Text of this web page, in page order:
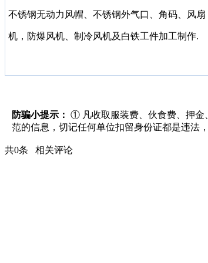
不锈钢无动力风帽、不锈钢外气口、角码、风
机，防爆风机、制冷风机及白铁工件加工制作.
防骗小提示： ① 凡收取服装费、伙食费、押金
范的信息，切记任何单位扣留身份证都是违法
共0条 相关评论